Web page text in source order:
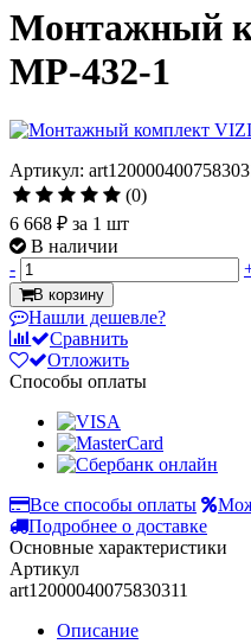
Монтажный
MP-432-1
Артикул:
(0)
6 668 ₽ за 1 шт
В наличии
-
В корзину
Нашли дешевле?
Сравнить
Отложить
Способы оплаты
Все способы оплаты
Подробнее о доставке
Основные характеристики
Артикул
art12000040075830311
Описание